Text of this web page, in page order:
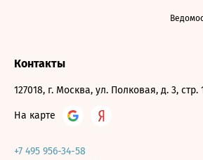
Контакты
127018, г. Москва, ул. Полковая, д. 3, стр.
На карте
+7 495 956-34-58